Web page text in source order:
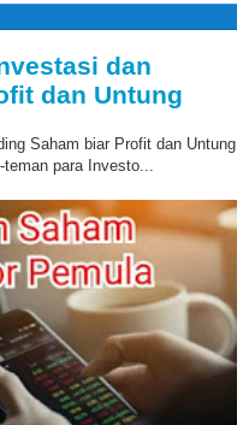
dan
dan Untung
Saham biar Profit dan Untung
para Investo...